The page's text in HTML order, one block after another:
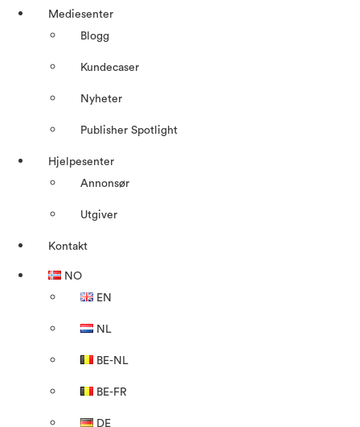
Mediesenter
Blogg
Kundecaser
Nyheter
Publisher Spotlight
Hjelpesenter
Annonsør
Utgiver
Kontakt
NO
EN
NL
BE-NL
BE-FR
DE